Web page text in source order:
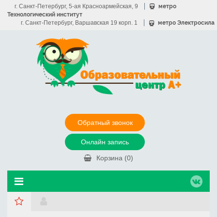
г. Санкт-Петербург, 5-ая Красноармейская, 9
метро
Технологический институт
г. Санкт-Петербург, Варшавская 19 корп. 1
метро Электросила
Обратный звонок
Онлайн запись
Корзина (0)